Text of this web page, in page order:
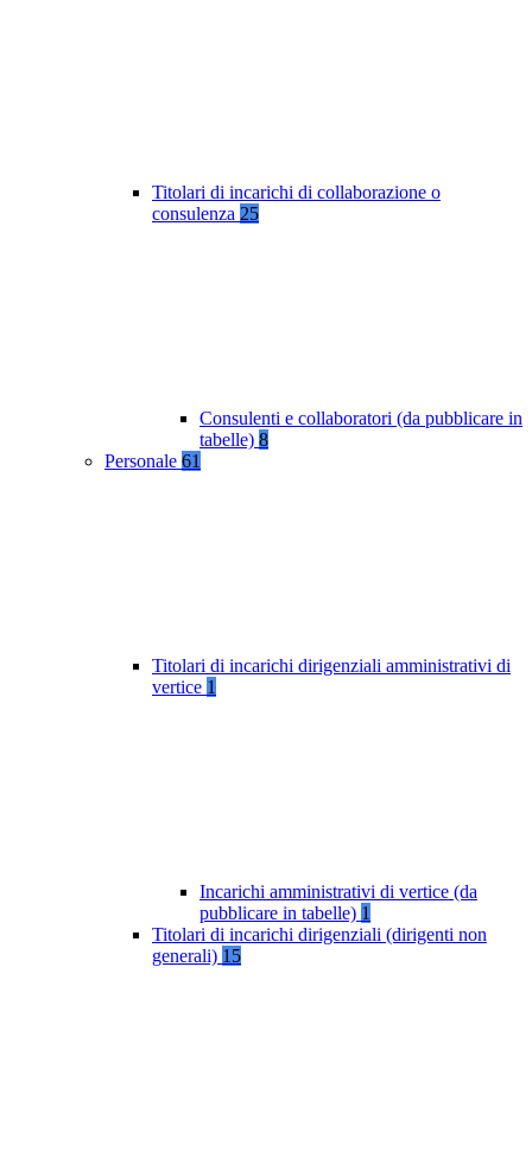
Titolari di incarichi di collaborazione o
consulenza 25
Consulenti e collaboratori (da pubblicare in
tabelle) 8
Personale 61
Titolari di incarichi dirigenziali amministrativi di
vertice 1
Incarichi amministrativi di vertice (da
pubblicare in tabelle) 1
Titolari di incarichi dirigenziali (dirigenti non
generali) 15